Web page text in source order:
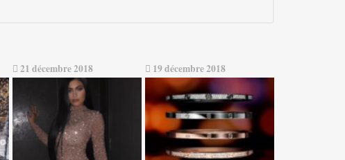
21 décembre 2018 19 décembre 2018